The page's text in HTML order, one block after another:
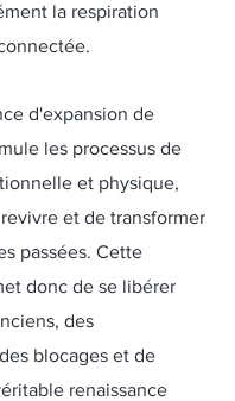
la respiration
d'expansion de
les processus de
et physique,
et de transformer
passées. Cette
donc de se libérer
des
blocages et de
renaissance